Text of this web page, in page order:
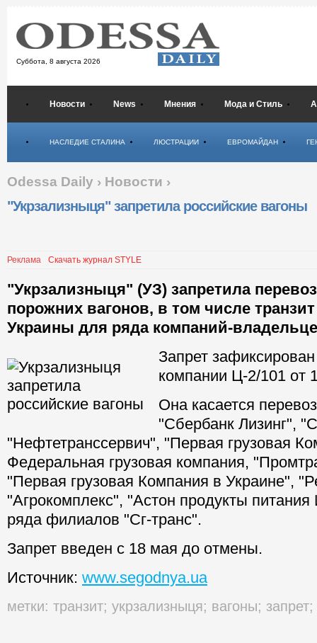
Суббота, 8 августа 2026
Новости News Мнения Мода и Стиль
НАСЛЕДИЕ СТАЛИНА ЛЮСТРАЦИИ ЕВРОМАЙДАН
Odessa Daily › Новости ›
"Укрзализныця" запретила российские вагоны
Реклама Скачать журнал STYLE
"Укрзализныця" (УЗ) запретила
порожних вагонов, в том числе
Украины для ряда компаний-
Запрет
компании Ц-2/101 от
Она касается
"Сбербанк Лизинг",
"Нефтетранссервич", "Первая грузовая
Федеральная грузовая компания,
"Первая грузовая Компания в Украине",
"Агрокомплекс", "Астон продукты
ряда филиалов "Сг-транс".
Запрет введен с 18 мая до отмены.
Источник: www.segodnya.ua
метки: транзит; укрзализныця; вагоны; запрет;